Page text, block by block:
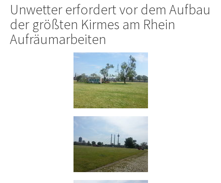
Unwetter erfordert vor dem Aufbau
der größten Kirmes am Rhein
Aufräumarbeiten